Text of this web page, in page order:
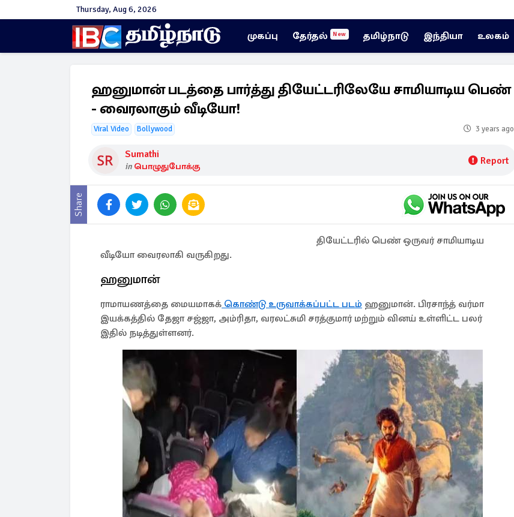
Thursday, Aug 6, 2026
முகப்பு தேர்தல் New தமிழ்நாடு இந்தியா உலகம்
ஹனுமான் படத்தை பார்த்து தியேட்டரிலேயே சாமியாடிய பெண்
- வைரலாகும் வீடியோ!
Viral Video Bollywood 3 years ago
Sumathi
in பொழுதுபோக்கு Report
Share
தியேட்டரில் பெண் ஒருவர் சாமியாடிய
வீடியோ வைரலாகி வருகிறது.
ஹனுமான்
ராமாயணத்தை மையமாகக் கொண்டு உருவாக்கப்பட்ட படம் ஹனுமான். பிரசாந்த் வர்மா
இயக்கத்தில் தேஜா சஜ்ஜா, அம்ரிதா, வரலட்சுமி சரத்குமார் மற்றும் வினய் உள்ளிட்ட பலர்
இதில் நடித்துள்ளனர்.